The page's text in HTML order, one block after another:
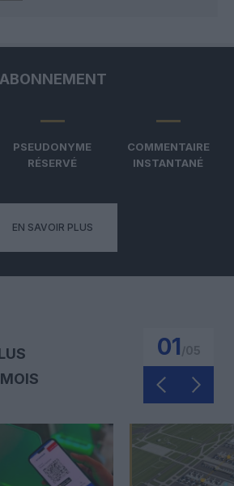
ABONNEMENT
PSEUDONYME
RÉSERVÉ
COMMENTAIRE
INSTANTANÉ
EN SAVOIR PLUS
01